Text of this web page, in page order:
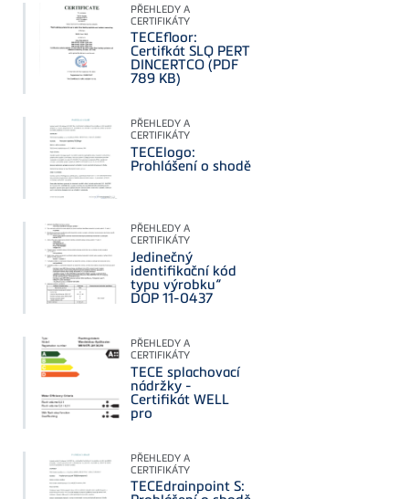
PŘEHLEDY A
CERTIFIKÁTY
TECEfloor:
Certifkát SLQ PERT
DINCERTCO (PDF
789 KB)
PŘEHLEDY A
CERTIFIKÁTY
TECElogo:
Prohlášení o shodě
PŘEHLEDY A
CERTIFIKÁTY
Jedinečný
identifikační kód
typu výrobku“
DOP 11-0437
PŘEHLEDY A
CERTIFIKÁTY
TECE splachovací
nádržky -
Certifikát WELL
pro
PŘEHLEDY A
CERTIFIKÁTY
TECEdrainpoint S: